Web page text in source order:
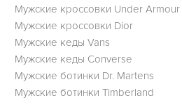
Мужские кроссовки Under Armour
Мужские кроссовки Dior
Мужские кеды Vans
Мужские кеды Converse
Мужские ботинки Dr. Martens
Мужские ботинки Timberland